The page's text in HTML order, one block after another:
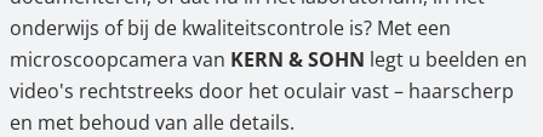
3. Welke aansluiting is de juiste?
4. Koop nu een KERN-microscoopcamera of -
adapter
onderwijs of bij de kwaliteitscontrole is? Met een
microscoopcamera van KERN & SOHN legt u beelden en
video's rechtstreeks door het oculair vast – haarscherp
en met behoud van alle details.